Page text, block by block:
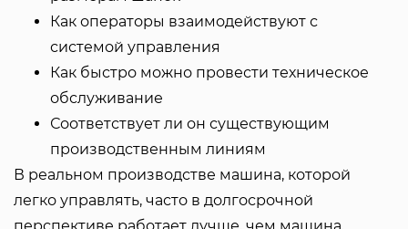
Как операторы взаимодействуют с
системой управления
Как быстро можно провести техническое
обслуживание
Соответствует ли он существующим
производственным линиям
В реальном производстве машина, которой
легко управлять, часто в долгосрочной